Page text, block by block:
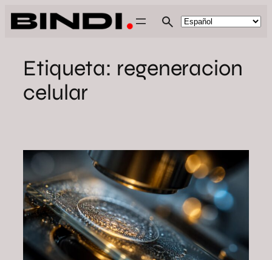
Saltar
al
Etiqueta: regeneracion
celular